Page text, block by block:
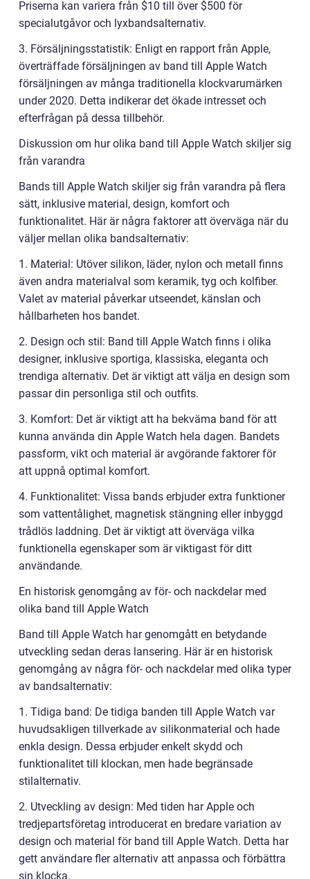
Priserna kan variera från $10 till över $500 för
specialutgåvor och lyxbandsalternativ.
3. Försäljningsstatistik: Enligt en rapport från Apple,
överträffade försäljningen av band till Apple Watch
försäljningen av många traditionella klockvarumärken
under 2020. Detta indikerar det ökade intresset och
efterfrågan på dessa tillbehör.
Diskussion om hur olika band till Apple Watch skiljer sig
från varandra
Bands till Apple Watch skiljer sig från varandra på flera
sätt, inklusive material, design, komfort och
funktionalitet. Här är några faktorer att överväga när du
väljer mellan olika bandsalternativ:
1. Material: Utöver silikon, läder, nylon och metall finns
även andra materialval som keramik, tyg och kolfiber.
Valet av material påverkar utseendet, känslan och
hållbarheten hos bandet.
2. Design och stil: Band till Apple Watch finns i olika
designer, inklusive sportiga, klassiska, eleganta och
trendiga alternativ. Det är viktigt att välja en design som
passar din personliga stil och outfits.
3. Komfort: Det är viktigt att ha bekväma band för att
kunna använda din Apple Watch hela dagen. Bandets
passform, vikt och material är avgörande faktorer för
att uppnå optimal komfort.
4. Funktionalitet: Vissa bands erbjuder extra funktioner
som vattentålighet, magnetisk stängning eller inbyggd
trådlös laddning. Det är viktigt att överväga vilka
funktionella egenskaper som är viktigast för ditt
användande.
En historisk genomgång av för- och nackdelar med
olika band till Apple Watch
Band till Apple Watch har genomgått en betydande
utveckling sedan deras lansering. Här är en historisk
genomgång av några för- och nackdelar med olika typer
av bandsalternativ:
1. Tidiga band: De tidiga banden till Apple Watch var
huvudsakligen tillverkade av silikonmaterial och hade
enkla design. Dessa erbjuder enkelt skydd och
funktionalitet till klockan, men hade begränsade
stilalternativ.
2. Utveckling av design: Med tiden har Apple och
tredjepartsföretag introducerat en bredare variation av
design och material för band till Apple Watch. Detta har
gett användare fler alternativ att anpassa och förbättra
sin klocka.